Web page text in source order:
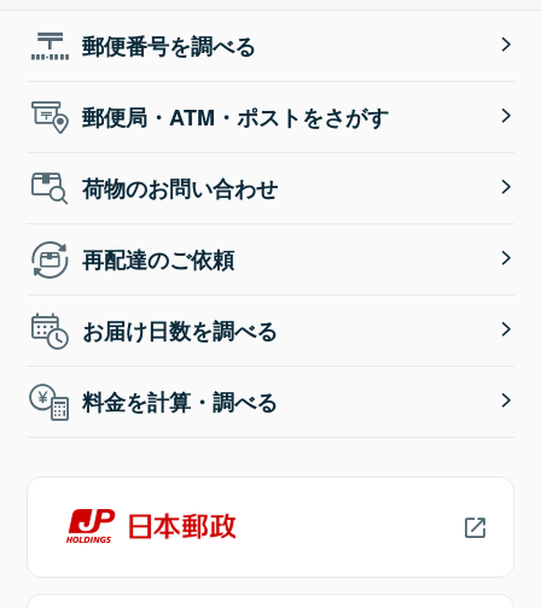
郵便番号を調べる
郵便局・ATM・ポストをさがす
荷物のお問い合わせ
再配達のご依頼
お届け日数を調べる
料金を計算・調べる